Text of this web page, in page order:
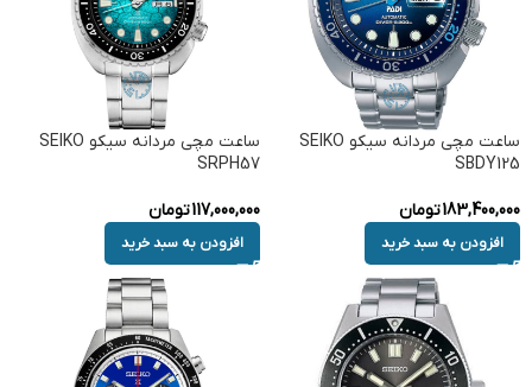
ساعت مچی مردانه سیکو SEIKO
SBDY125
183,400,000تومان
افزودن به سبد خرید
ساعت مچی مردانه سیکو SEIKO
SRPH57
117,000,000تومان
افزودن به سبد خرید